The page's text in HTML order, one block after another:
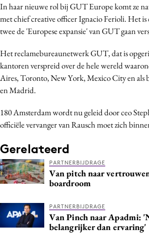
Design
Digital transformation
Effectiviteit
Gedragsverandering
Influencer marketing
Martech
Media
Merkstrategie
PR
Programmatic
Purpose Marketing
Reputatie & crisis
In haar nieuwe rol bij GUT Europe komt ze
met chief creative officer Ignacio Ferioli. Het is
twee de 'Europese expansie' van GUT gaan
Het reclamebureaunetwerk GUT, dat is
kantoren verspreid over de hele wereld
Aires, Toronto, New York, Mexico City en als
en Madrid.
180 Amsterdam wordt nu geleid door ceo
officiële vervanger van Rausch moet zich
Gerelateerd
PARTNERBIJDRAGE
Van pitch naar
boardroom
PARTNERBIJDRAGE
Van Pinch naar Apadmi:
belangrijker dan ervaring'